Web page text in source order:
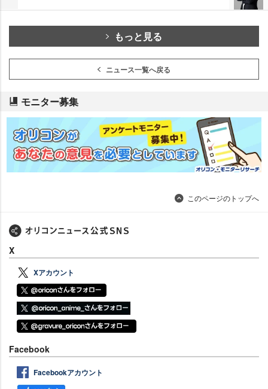
もっと見る
ニュース一覧へ戻る
モニター募集
このページのトップへ
X
Xアカウント
Facebook
Facebookアカウント